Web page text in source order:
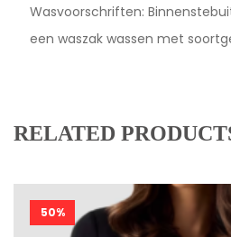
Wasvoorschriften:
een waszak wassen met
RELATED
50%